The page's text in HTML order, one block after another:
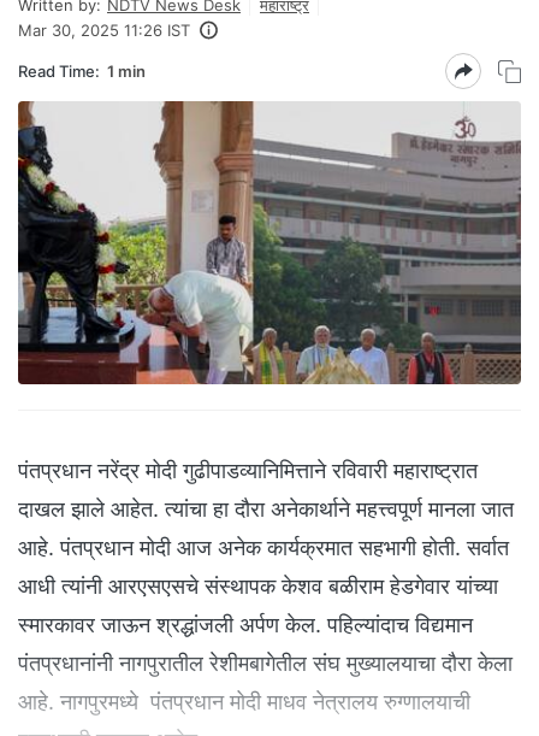
Written by: NDTV News Desk
महाराष्ट्र
Mar 30, 2025 11:26 IST
Read Time: 1 min
पंतप्रधान नरेंद्र मोदी गुढीपाडव्यानिमित्ताने रविवारी महाराष्ट्रात
दाखल झाले आहेत. त्यांचा हा दौरा अनेकार्थाने महत्त्वपूर्ण मानला जात
आहे. पंतप्रधान मोदी आज अनेक कार्यक्रमात सहभागी होती. सर्वात
आधी त्यांनी आरएसएसचे संस्थापक केशव बळीराम हेडगेवार यांच्या
स्मारकावर जाऊन श्रद्धांजली अर्पण केल. पहिल्यांदाच विद्यमान
पंतप्रधानांनी नागपुरातील रेशीमबागेतील संघ मुख्यालयाचा दौरा केला
आहे. नागपुरमध्ये पंतप्रधान मोदी माधव नेत्रालय रुग्णालयाची